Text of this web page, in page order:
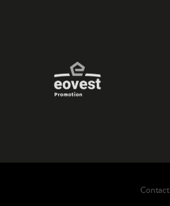
Contact